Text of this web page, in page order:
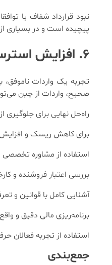
نبود قرارداد شفاف یا
پیچیده است و در بسیاری از
۶. افزایش استرس و ریسک در ادامه فعالیت تجاری
تجربه یک واردات
صحیح، واردات از چین
راه‌حل نهایی برای جلوگیری
برای کاهش ریسک و
استفاده از مشاوره تخصصی
بررسی اعتبار فروشنده و
آشنایی کامل با قوانین و
برنامه‌ریزی مالی دقیق و
استفاده از تجربه فعالان
جمع‌بندی